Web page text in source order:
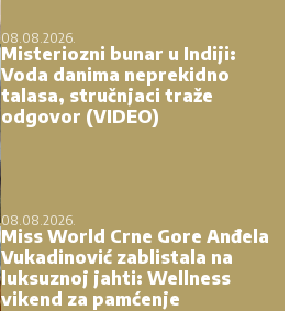
08.08.2026.
Misteriozni bunar u Indiji:
Voda danima neprekidno
talasa, stručnjaci traže
odgovor (VIDEO)
08.08.2026.
Miss World Crne Gore Anđela
Vukadinović zablistala na
luksuznoj jahti: Wellness
vikend za pamćenje